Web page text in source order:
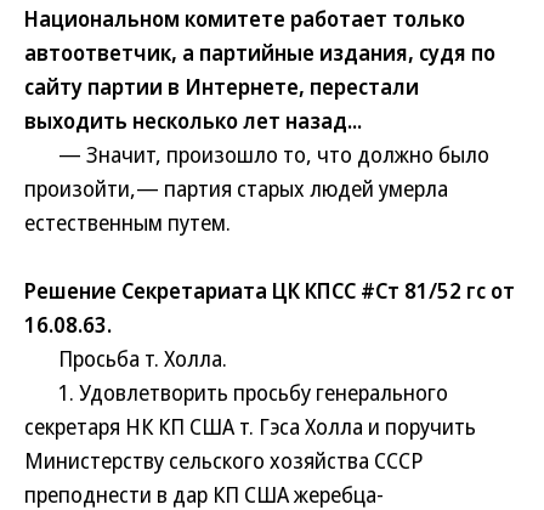
Национальном комитете работает только
автоответчик, а партийные издания, судя по
сайту партии в Интернете, перестали
выходить несколько лет назад...
— Значит, произошло то, что должно было
произойти,— партия старых людей умерла
естественным путем.
Решение Секретариата ЦК КПСС #Ст 81/52 гс от
16.08.63.
Просьба т. Холла.
1. Удовлетворить просьбу генерального
секретаря НК КП США т. Гэса Холла и поручить
Министерству сельского хозяйства СССР
преподнести в дар КП США жеребца-